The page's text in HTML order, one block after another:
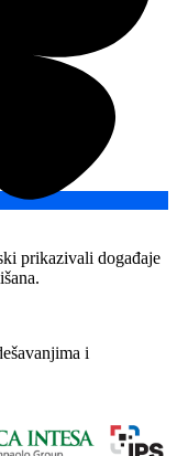
prikazivali događaje
i